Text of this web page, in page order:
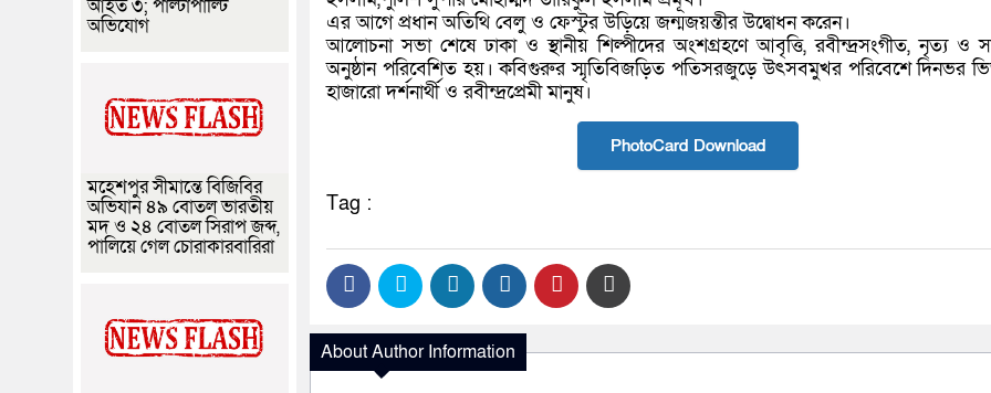
এর আগে প্রধান অতিথি বেলু ও ফেস্টুর উড়িয়ে জন্মজয়ন্তীর উদ্বোধন করেন।
আলোচনা সভা শেষে ঢাকা ও স্থানীয় শিল্পীদের অংশগ্রহণে আবৃত্তি, রবীন্দ্রসংগীত, নৃত্য ও
অনুষ্ঠান পরিবেশিত হয়। কবিগুরুর স্মৃতিবিজড়িত পতিসরজুড়ে উৎসবমুখর পরিবেশে দিনভর
হাজারো দর্শনার্থী ও রবীন্দ্রপ্রেমী মানুষ।
PhotoCard Download
Tag :
About Author Information
আহত ৩; পাল্টাপাল্টি
অভিযোগ
মহেশপুর সীমান্তে বিজিবির
অভিযান ৪৯ বোতল ভারতীয়
মদ ও ২৪ বোতল সিরাপ জব্দ,
পালিয়ে গেল চোরাকারবারিরা